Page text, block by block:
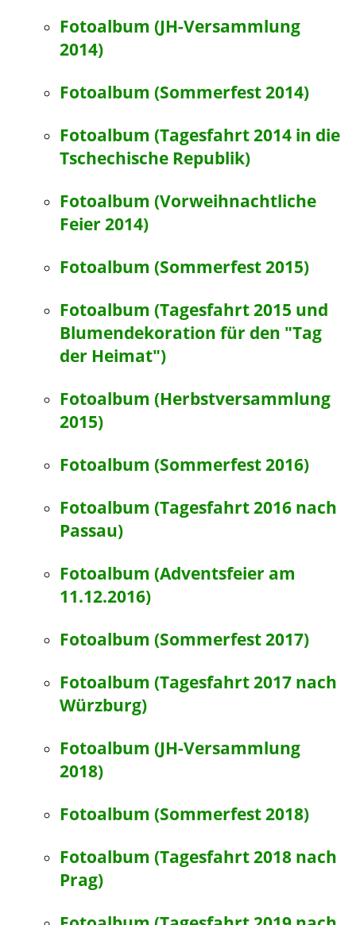
Fotoalbum (JH-Versammlung
2014)
Fotoalbum (Sommerfest 2014)
Fotoalbum (Tagesfahrt 2014 in die
Tschechische Republik)
Fotoalbum (Vorweihnachtliche
Feier 2014)
Fotoalbum (Sommerfest 2015)
Fotoalbum (Tagesfahrt 2015 und
Blumendekoration für den "Tag
der Heimat")
Fotoalbum (Herbstversammlung
2015)
Fotoalbum (Sommerfest 2016)
Fotoalbum (Tagesfahrt 2016 nach
Passau)
Fotoalbum (Adventsfeier am
11.12.2016)
Fotoalbum (Sommerfest 2017)
Fotoalbum (Tagesfahrt 2017 nach
Würzburg)
Fotoalbum (JH-Versammlung
2018)
Fotoalbum (Sommerfest 2018)
Fotoalbum (Tagesfahrt 2018 nach
Prag)